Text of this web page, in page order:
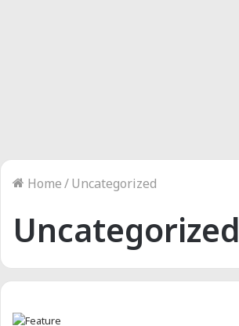
Home/Uncategorized
Uncategorized